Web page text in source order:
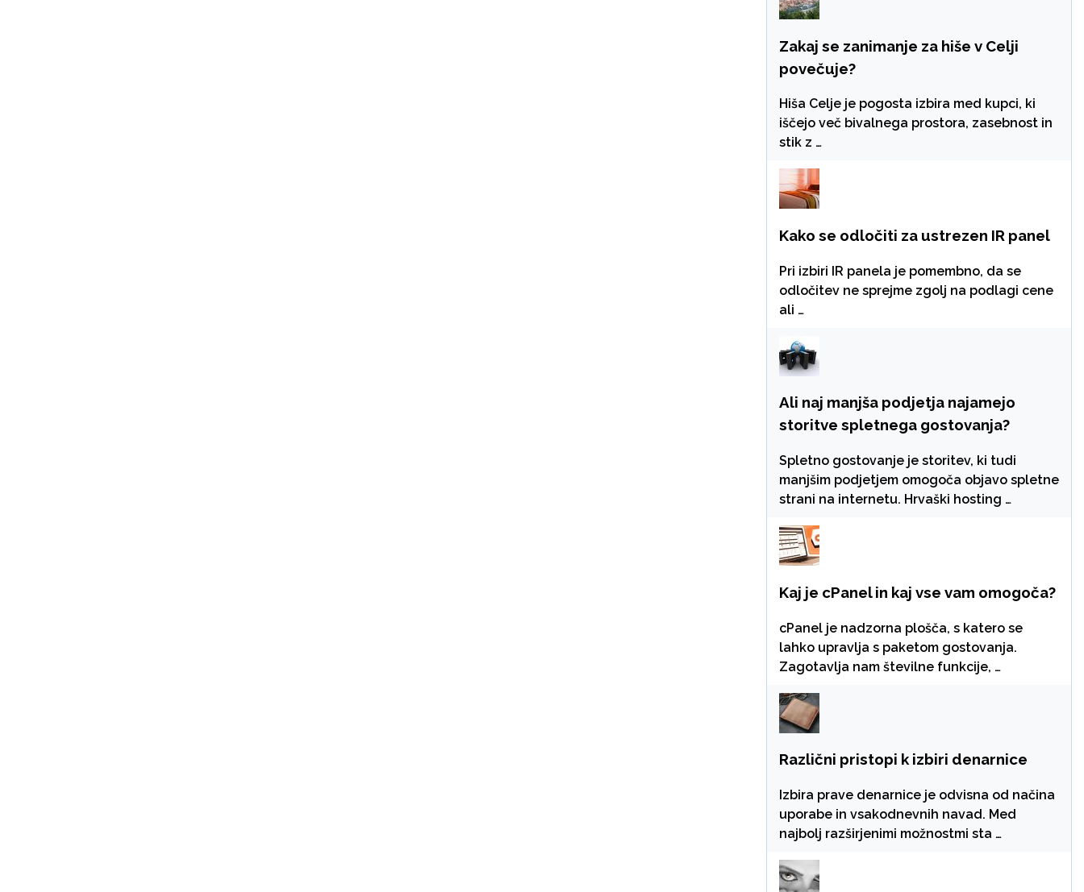
Zakaj se zanimanje za hiše v Celji
povečuje?
Hiša Celje je pogosta izbira med kupci, ki
iščejo več bivalnega prostora, zasebnost in
stik z …
Kako se odločiti za ustrezen IR panel
Pri izbiri IR panela je pomembno, da se
odločitev ne sprejme zgolj na podlagi cene
ali …
Ali naj manjša podjetja najamejo
storitve spletnega gostovanja?
Spletno gostovanje je storitev, ki tudi
manjšim podjetjem omogoča objavo spletne
strani na internetu. Hrvaški hosting …
Kaj je cPanel in kaj vse vam omogoča?
cPanel je nadzorna plošča, s katero se
lahko upravlja s paketom gostovanja.
Zagotavlja nam številne funkcije, …
Različni pristopi k izbiri denarnice
Izbira prave denarnice je odvisna od načina
uporabe in vsakodnevnih navad. Med
najbolj razširjenimi možnostmi sta …